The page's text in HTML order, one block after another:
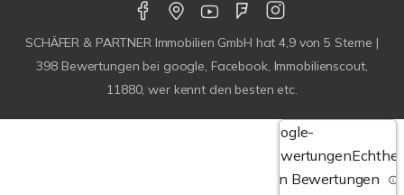
SCHÄFER & PARTNER Immobilien GmbH hat4,9von5 Sterne |
398 Bewertungen bei google, Facebook, Immobilienscout,
11880, wer kennt den besten etc.
Google-
Bewertungen
von Bewertungen